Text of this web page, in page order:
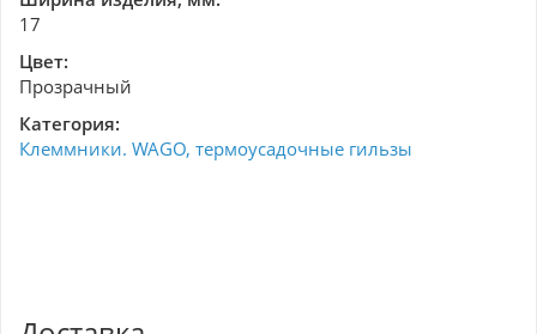
17
Цвет:
Прозрачный
Категория:
Клеммники. WAGO, термоусадочные гильзы